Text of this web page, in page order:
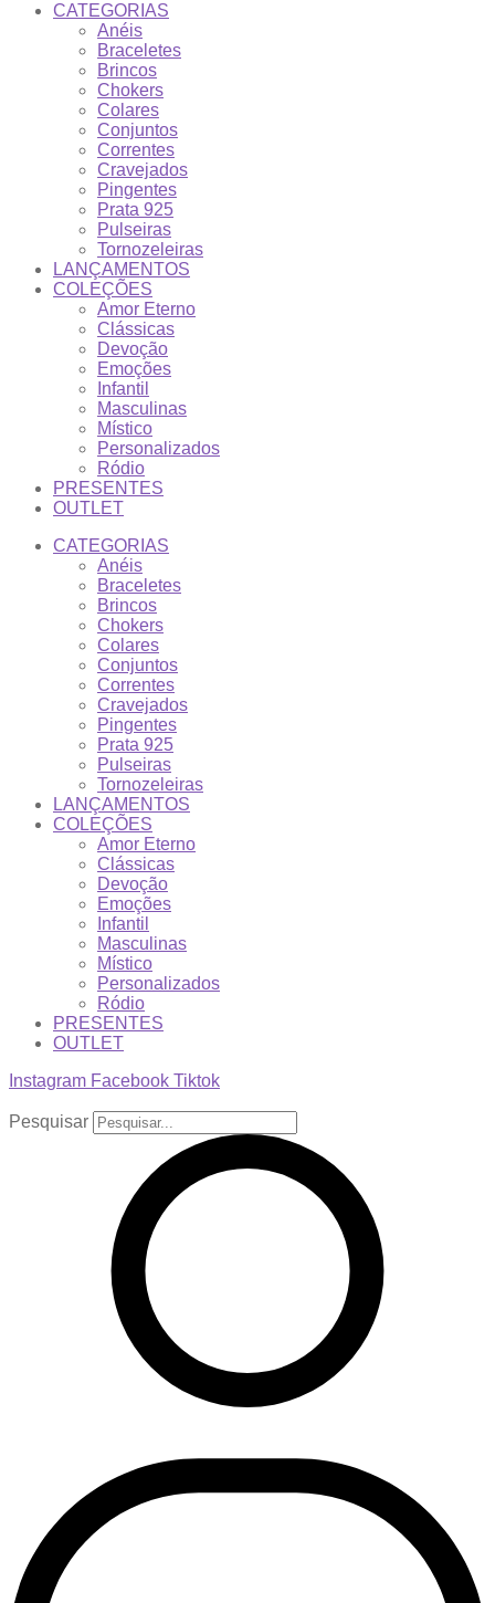
CATEGORIAS
Anéis
Braceletes
Brincos
Chokers
Colares
Conjuntos
Correntes
Cravejados
Pingentes
Prata 925
Pulseiras
Tornozeleiras
LANÇAMENTOS
COLEÇÕES
Amor Eterno
Clássicas
Devoção
Emoções
Infantil
Masculinas
Místico
Personalizados
Ródio
PRESENTES
OUTLET
CATEGORIAS
Anéis
Braceletes
Brincos
Chokers
Colares
Conjuntos
Correntes
Cravejados
Pingentes
Prata 925
Pulseiras
Tornozeleiras
LANÇAMENTOS
COLEÇÕES
Amor Eterno
Clássicas
Devoção
Emoções
Infantil
Masculinas
Místico
Personalizados
Ródio
PRESENTES
OUTLET
Instagram Facebook Tiktok
Pesquisar